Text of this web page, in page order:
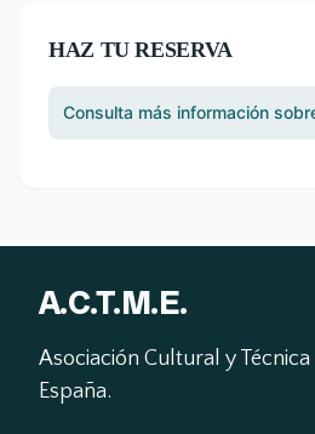
HAZ TU RESERVA
Consulta más información
A.C.T.M.E.
Asociación Cultural y
España.